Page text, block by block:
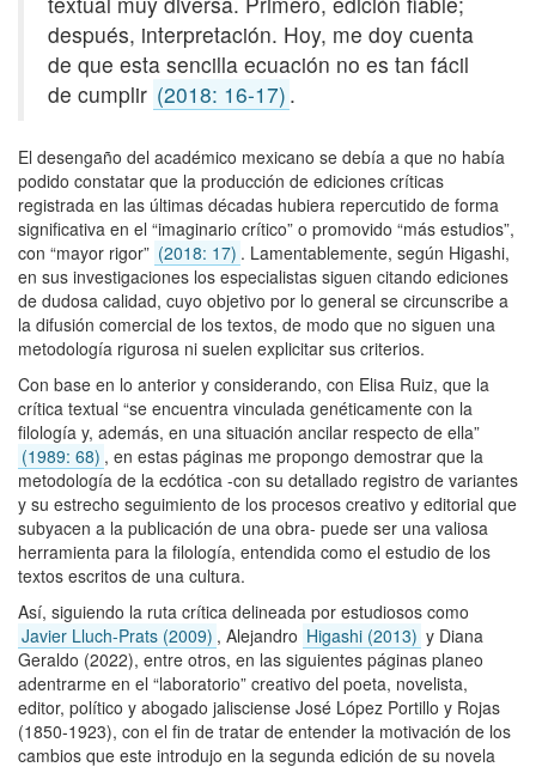
después, interpretación. Hoy, me doy cuenta
de que esta sencilla ecuación no es tan fácil
de cumplir (2018: 16-17) .
El desengaño del académico mexicano se debía a que no había
podido constatar que la producción de ediciones críticas
registrada en las últimas décadas hubiera repercutido de forma
significativa en el “imaginario crítico” o promovido “más estudios”,
con “mayor rigor” (2018: 17) . Lamentablemente, según Higashi,
en sus investigaciones los especialistas siguen citando ediciones
de dudosa calidad, cuyo objetivo por lo general se circunscribe a
la difusión comercial de los textos, de modo que no siguen una
metodología rigurosa ni suelen explicitar sus criterios.
Con base en lo anterior y considerando, con Elisa Ruiz, que la
crítica textual “se encuentra vinculada genéticamente con la
filología y, además, en una situación ancilar respecto de ella”
(1989: 68) , en estas páginas me propongo demostrar que la
metodología de la ecdótica -con su detallado registro de variantes
y su estrecho seguimiento de los procesos creativo y editorial que
subyacen a la publicación de una obra- puede ser una valiosa
herramienta para la filología, entendida como el estudio de los
textos escritos de una cultura.
Así, siguiendo la ruta crítica delineada por estudiosos como
Javier Lluch-Prats (2009) , Alejandro Higashi (2013) y Diana
Geraldo (2022), entre otros, en las siguientes páginas planeo
adentrarme en el “laboratorio” creativo del poeta, novelista,
editor, político y abogado jalisciense José López Portillo y Rojas
(1850-1923), con el fin de tratar de entender la motivación de los
cambios que este introdujo en la segunda edición de su novela